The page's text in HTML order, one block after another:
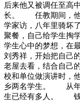
后来他又被调任至高
长。 任教期间，他
学家访，八年里骑
聚餐，自己给学生
学生心中的梦想，在
刘秀祥，开始把自
老屋去看，结合自
校和单位做演讲时，
乡两名学生。 从年
生已经有多人。 钱